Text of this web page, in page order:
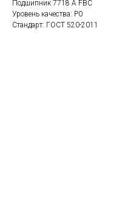
Подшипник 7718 А FBC
Уровень качества: P0
Стандарт: ГОСТ 520-2011